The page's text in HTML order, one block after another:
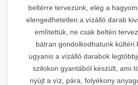
beltérre tervezünk, elég a
elengedhetetlen a vízálló darab
említettük, ne csak beltéri
bátran gondolkodhatunk kültéri
ugyanis a vízálló darabok
szilokon gyantából készült, ami
nyújt a víz, pára, folyékony